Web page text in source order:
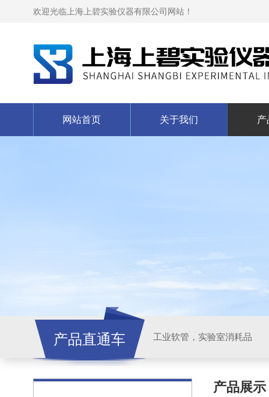
欢迎光临上海上碧实验仪器有限公司网站！
网站首页 关于我们 产
产品直通车 工业软管，实验室消耗品
产品展示